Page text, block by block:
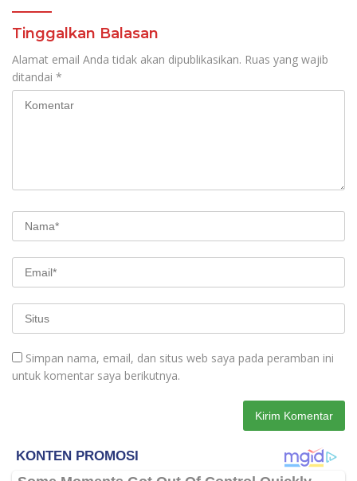
Tinggalkan Balasan
Alamat email Anda tidak akan dipublikasikan. Ruas yang wajib
ditandai *
Simpan nama, email, dan situs web saya pada peramban ini
untuk komentar saya berikutnya.